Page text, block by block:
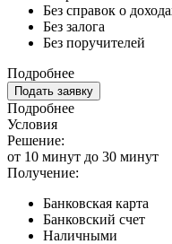
Без справок о
Без залога
Без поручителей
Подробнее
Подать заявку
Подробнее
Условия
Решение:
от 10 минут до 30 минут
Получение:
Банковская карта
Банковский счет
Наличными